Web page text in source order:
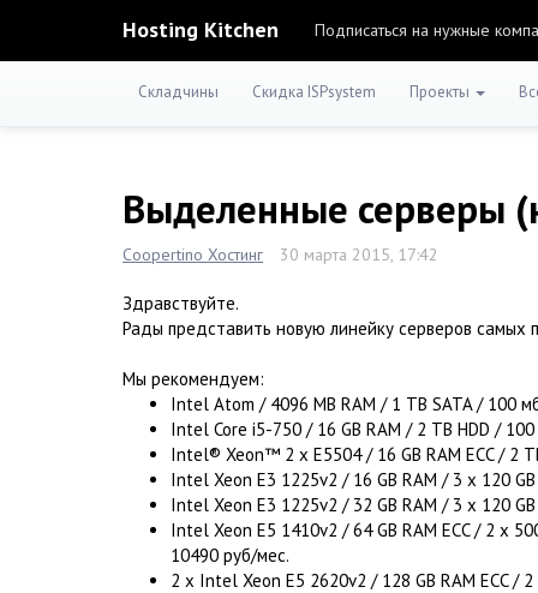
Hosting Kitchen Подписаться на нужные
Складчины Скидка ISPsystem Проекты
Выделенные серверы
Coopertino Хостинг 30 марта 2015, 17:42
Здравствуйте.
Рады представить новую линейку серверов самых
Мы рекомендуем:
Intel Atom / 4096 MB RAM / 1 TB SATA / 100
Intel Core i5-750 / 16 GB RAM / 2 TB HDD /
Intel® Xeon™ 2 x E5504 / 16 GB RAM ECC / 2
Intel Xeon E3 1225v2 / 16 GB RAM / 3 x 120
Intel Xeon E3 1225v2 / 32 GB RAM / 3 x 120
Intel Xeon E5 1410v2 / 64 GB RAM ECC / 2 x
10490 руб/мес.
2 x Intel Xeon E5 2620v2 / 128 GB RAM ECC /